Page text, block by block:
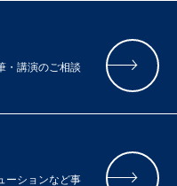
・講演のご相談
ーションなど事